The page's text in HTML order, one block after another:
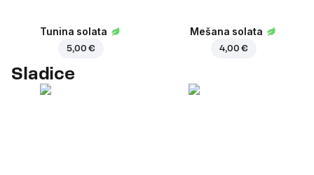
Tunina solata
5,00 €
Mešana solata
4,00 €
Sladice